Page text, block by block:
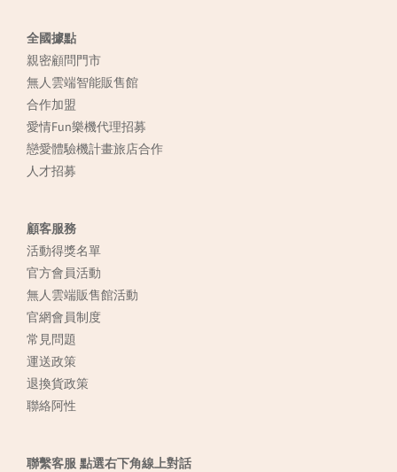
全國據點
親密顧問門市
無人雲端智能販售館
合作加盟
愛情Fun樂機代理招募
戀愛體驗機計畫旅店合作
人才招募
顧客服務
活動得獎名單
官方會員活動
無人雲端販售館活動
官網會員制度
常見問題
運送政策
退換貨政策
聯絡阿性
聯繫客服 點選右下角線上對話